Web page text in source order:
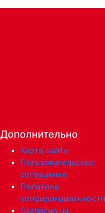
Дополнительно
Карта сайта
Пользовательское
соглашение
Политика
Согласие на